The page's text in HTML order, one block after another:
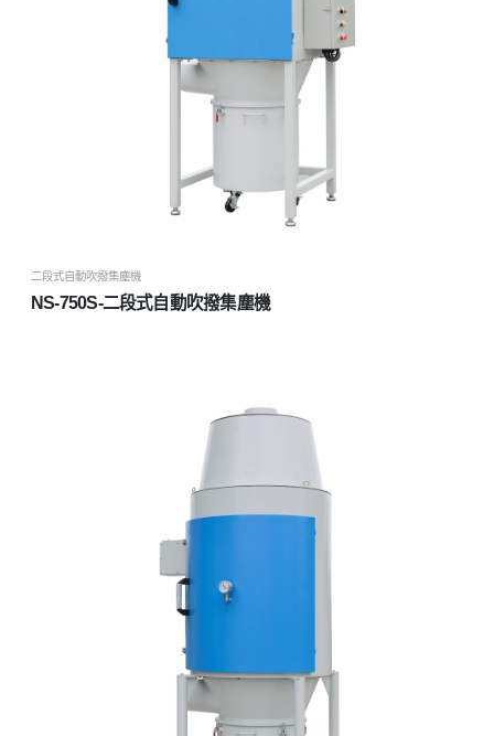
二段式自動吹撥集塵機
NS-750S-二段式自動吹撥集塵機